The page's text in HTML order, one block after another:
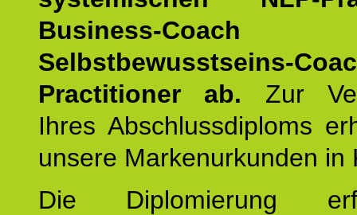
Business-Coach
Selbstbewusstseins-
Practitioner ab. Zur
Ihres Abschlussdiploms
unsere Markenurkunden in
Die Diplomierung